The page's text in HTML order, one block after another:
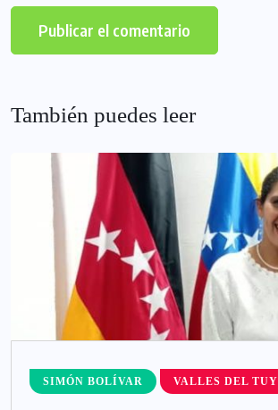
También puedes leer
SIMÓN BOLÍVAR VALLES DEL TUY